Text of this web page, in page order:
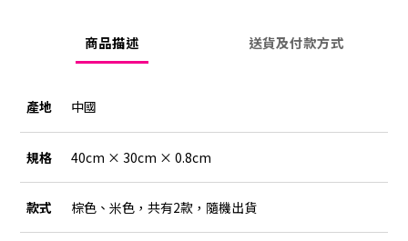
商品描述 送貨及付款方式
產地 中國
規格 40cm × 30cm × 0.8cm
款式 棕色、米色，共有2款，隨機出貨